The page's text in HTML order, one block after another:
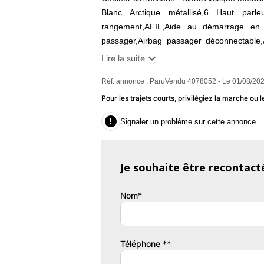
Blanc Arctique métallisé,6 Haut
rangement,AFIL,Aide au démarrage
passager,Airbag passager
phares automatique,Antidémarrage
rabattable,Banquette arrière 3
recul,Capteur de luminosité,Capteur de
au volant,Commandes
couleur,Ecran tactile,ESP,Essuie-glace
Autres informations : Première main.
Couleur
Garantie mécanique
Lire la suite 
Réf. annonce : ParuVendu 4078052 - Le 01/08/
Pour les trajets courts, privilégiez la marche ou
 Signaler un problème sur cette annonce
Je souhaite être
Nom*
Téléphone **